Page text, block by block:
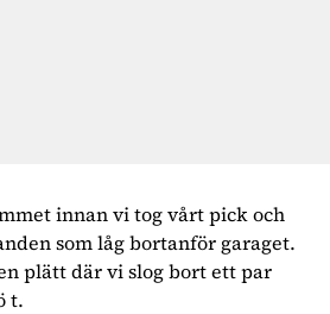
innan vi tog vårt pick och
som låg bortanför garaget.
plätt där vi slog bort ett par
t.